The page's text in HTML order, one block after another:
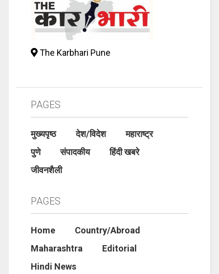
The Karbhari Pune
PAGES
मुख्यपृष्ठ देश/विदेश
महाराष्ट्र
पुणे
संपादकीय
हिंदी खबरे
जीवनशैली
PAGES
Home
Country/Abroad
Maharashtra
Editorial
Hindi News